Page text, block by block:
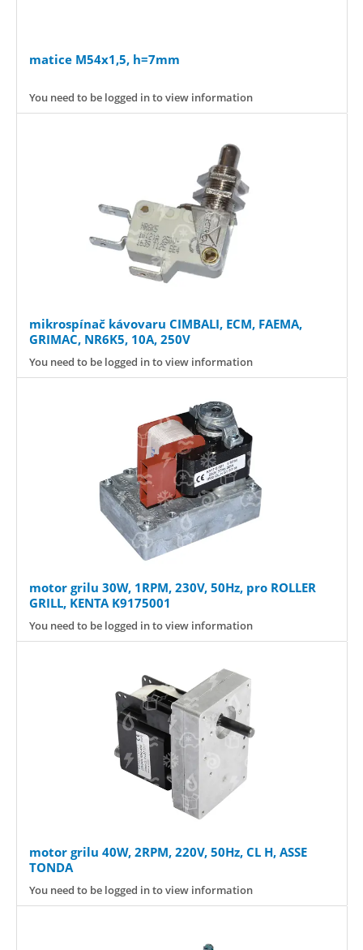
matice M54x1,5, h=7mm
You need to be logged in to view information
mikrospínač kávovaru CIMBALI, ECM, FAEMA,
GRIMAC, NR6K5, 10A, 250V
You need to be logged in to view information
motor grilu 30W, 1RPM, 230V, 50Hz, pro ROLLER
GRILL, KENTA K9175001
You need to be logged in to view information
motor grilu 40W, 2RPM, 220V, 50Hz, CL H, ASSE
TONDA
You need to be logged in to view information